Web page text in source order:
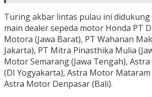
Turing akbar lintas pulau ini
main dealer sepeda motor Honda PT
Motora (Jawa Barat), PT Wahanan
Jakarta), PT Mitra Pinasthika Mulia
Motor Semarang (Jawa Tengah),
(DI Yogyakarta), Astra Motor
Astra Motor Denpasar (Bali).